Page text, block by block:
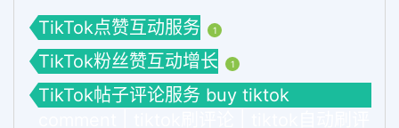
TikTok点赞互动服务 1
TikTok粉丝赞互动增长 1
TikTok帖子评论服务 buy tiktok